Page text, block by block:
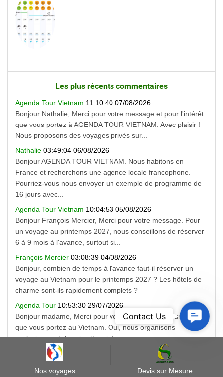
Les plus récents commentaires
Agenda Tour Vietnam 11:10:40 07/08/2026
Bonjour Nathalie, Merci pour votre message et pour l'intérêt
que vous portez à AGENDA TOUR VIETNAM. Avec plaisir !
Nous proposons des voyages privés sur...
Nathalie 03:49:04 06/08/2026
Bonjour AGENDA TOUR VIETNAM. Nous habitons en
France et recherchons une agence locale francophone.
Pourriez-vous nous envoyer un exemple de programme de
16 jours avec...
Agenda Tour Vietnam 10:04:53 05/08/2026
Bonjour François Mercier, Merci pour votre message. Pour
un voyage au printemps 2027, nous conseillons de réserver
6 à 9 mois à l'avance, surtout si...
François Mercier 03:08:39 04/08/2026
Bonjour, combien de temps à l'avance faut-il réserver un
voyage au Vietnam pour le printemps 2027 ? Les hôtels de
charme sont-ils rapidement complets ?
Agenda Tour 10:53:30 29/07/2026
Bonjour madame, Merci pour votre message et pour l'intérêt
que vous portez au Vietnam. Oui, nous organisons
exclusivement des circuits privés sur mesure avec un...
Nos voyages Devis sur Mesure
Contact
Contact Us